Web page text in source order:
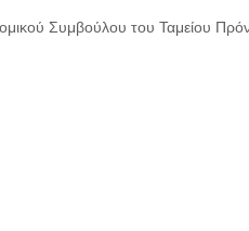
Συμβούλου του Ταμείου